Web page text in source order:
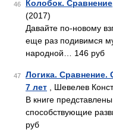
46
Колобок.
(2017)
Давайте по-новому
еще раз подивимся
народной… 146 руб
47
Логика. Сравнение.
7 лет , Шевелев
В книге
способствующие
руб